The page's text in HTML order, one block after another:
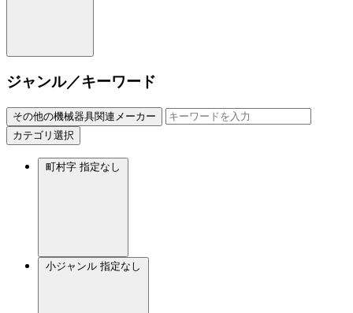
ジャンル／キーワード
その他の機械器具関連メーカー
カテゴリ選択
町村字 指定なし
小ジャンル 指定なし